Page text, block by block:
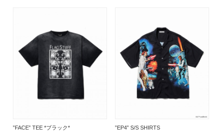
”FACE” TEE *ブラック*
”EP4” S/S SHIRTS